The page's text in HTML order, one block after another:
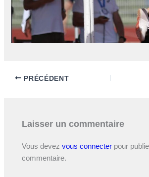
PRÉCÉDENT
Laisser un commentaire
Vous devezvous connecter pour
commentaire.